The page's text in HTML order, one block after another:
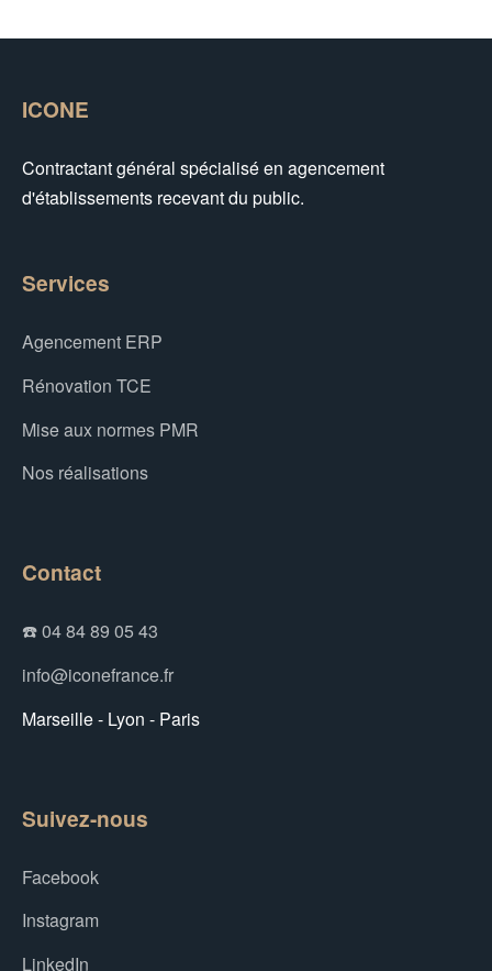
ICONE
Contractant général spécialisé en agencement
d'établissements recevant du public.
Services
Agencement ERP
Rénovation TCE
Mise aux normes PMR
Nos réalisations
Contact
☎️ 04 84 89 05 43
info@iconefrance.fr
Marseille - Lyon - Paris
Suivez-nous
Facebook
Instagram
LinkedIn